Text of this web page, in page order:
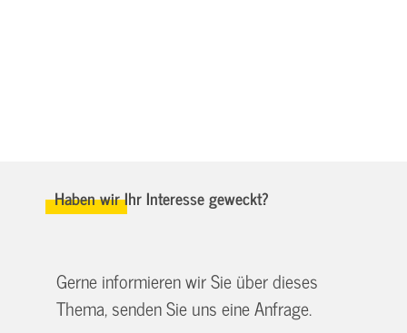
Haben wir Ihr Interesse geweckt?
Gerne informieren wir Sie über dieses
Thema, senden Sie uns eine Anfrage.